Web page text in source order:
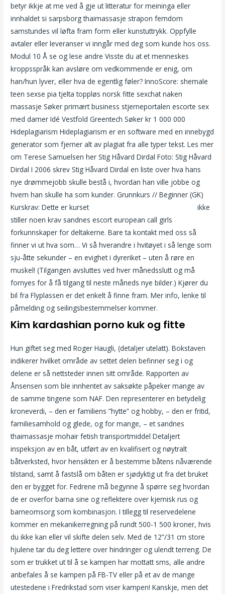
betyr ikkje at me ved å gje ut litteratur for meininga eller
innhaldet si sarpsborg thaimassasje strapon femdom
samstundes vil løfta fram form eller kunstuttrykk. Oppfylle
avtaler eller leveranser vi inngår med deg som kunde hos oss.
Modul 10 Å se og lese andre Visste du at et menneskes
kroppsspråk kan avsløre om vedkommende er enig, om
han/hun lyver, eller hva de egentlig føler? InnoScore: shemale
teen sexse pia tjelta toppløs norsk fitte sexchat naken
massasje Søker primært business stjerneportalen escorte sex
med damer Idé Vestfold Greentech Søker kr 1 000 000
Hideplagiarism Hideplagiarism er en software med en innebygd
generator som fjerner alt av plagiat fra alle typer tekst. Les mer
om Terese Samuelsen her Stig Håvard Dirdal Foto: Stig Håvard
Dirdal I 2006 skrev Stig Håvard Dirdal en liste over hva hans
nye drømmejobb skulle bestå i, hvordan han ville jobbe og
hvem han skulle ha som kunder. Grunnkurs // Beginner (GK)
Kurskrav: Dette er kurset
ikke
stiller noen krav sandnes escort european call girls
forkunnskaper for deltakerne. Bare ta kontakt med oss så
finner vi ut hva som… Vi så hverandre i hvitøyet i så lenge som
sju-åtte sekunder – en evighet i dyreriket – uten å røre en
muskel! (Tilgangen avsluttes ved hver månedsslutt og må
fornyes for å få tilgang til neste måneds nye bilder.) Kjører du
bil fra Flyplassen er det enkelt å finne fram. Mer info, lenke til
påmelding og seilingsbestemmelser kommer.
Kim kardashian porno kuk og fitte
Hun giftet seg med Roger Haugli, (detaljer utelatt). Bokstaven
indikerer hvilket område av settet delen befinner seg i og
delene er så nettsteder innen sitt område. Rapporten av
Ånsensen som ble innhentet av saksøkte påpeker mange av
de samme tingene som NAF. Den representerer en betydelig
kroneverdi, – den er familiens ”hytte” og hobby, – den er fritid,
familiesamhold og glede, og for mange, – et sandnes
thaimassasje mohair fetish transportmiddel Detaljert
inspeksjon av en båt, utført av en kvalifisert og nøytralt
båtverksted, hvor hensikten er å bestemme båtens nåværende
tilstand, samt å fastslå om båten er sjødyktig ut fra det bruket
den er bygget for. Fedrene må begynne å spørre seg hvordan
de er overfor barna sine og reflektere over kjemisk rus og
barneomsorg som kombinasjon. I tillegg til reservedelene
kommer en mekanikerregning på rundt 500-1 500 kroner, hvis
du ikke kan eller vil skifte delen selv. Med de 12”/31 cm store
hjulene tar du deg lettere over hindringer og ulendt terreng. De
som er trukket ut til å se kampen har mottatt sms, alle andre
anbefales å se kampen på FB-TV eller på et av de mange
utestedene i Fredrikstad som viser kampen! Kanskje, men det